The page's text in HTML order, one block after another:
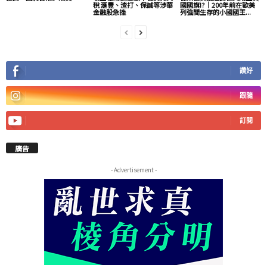
稅 滙豐、渣打、保誠等涉華
金融股急挫
國國旗!?｜200年前在歐美
列強間生存的小國國王...
讚好
跟隨
訂閱
廣告
- Advertisement -